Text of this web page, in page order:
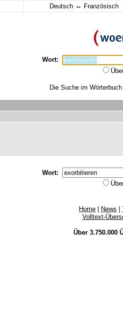
Deutsch ↔ Französisch
Wort:
Die Suche im
Wort:
Home News
Volltext-
Über 3.750.000